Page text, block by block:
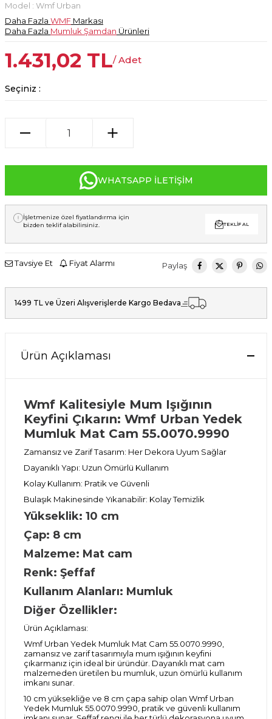
Model : Wmf Urban
Daha Fazla WMF Markası
Daha Fazla Mumluk Şamdan Ürünleri
1.431,02 TL/ Adet
Seçiniz :
WHATSAPP İLETIŞIM
İşletmenize özel fiyatlandırma için
bizden teklif alabilirsiniz.
TEKLIF AL
Tavsiye Et Fiyat Alarmı Paylaş
1499 TL ve Üzeri Alışverişlerde Kargo Bedava
Ürün Açıklaması
Wmf Kalitesiyle Mum Işığının
Keyfini Çıkarın: Wmf Urban Yedek
Mumluk Mat Cam 55.0070.9990
Zamansız ve Zarif Tasarım: Her Dekora Uyum Sağlar
Dayanıklı Yapı: Uzun Ömürlü Kullanım
Kolay Kullanım: Pratik ve Güvenli
Bulaşık Makinesinde Yıkanabilir: Kolay Temizlik
Yükseklik: 10 cm
Çap: 8 cm
Malzeme: Mat cam
Renk: Şeffaf
Kullanım Alanları: Mumluk
Diğer Özellikler:
Ürün Açıklaması:
Wmf Urban Yedek Mumluk Mat Cam 55.0070.9990,
zamansız ve zarif tasarımıyla mum ışığının keyfini
çıkarmanız için ideal bir üründür. Dayanıklı mat cam
malzemeden üretilen bu mumluk, uzun ömürlü kullanım
imkanı sunar.
10 cm yüksekliğe ve 8 cm çapa sahip olan Wmf Urban
Yedek Mumluk 55.0070.9990, pratik ve güvenli kullanım